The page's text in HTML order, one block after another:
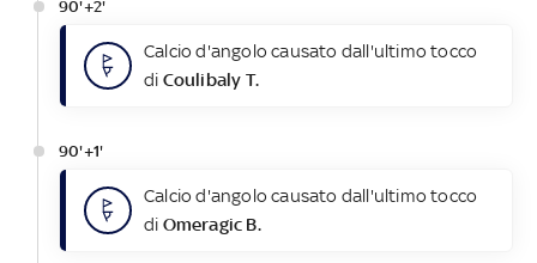
90'+2'
Calcio d'angolo causato dall'ultimo tocco
di Coulibaly T.
90'+1'
Calcio d'angolo causato dall'ultimo tocco
di Omeragic B.